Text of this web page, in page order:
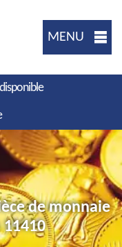
MENU
de monnaie
11410